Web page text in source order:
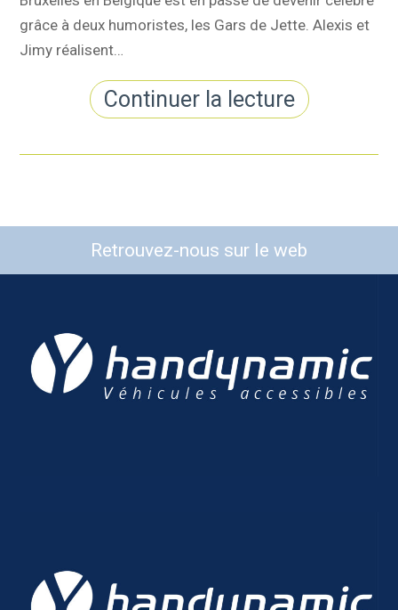
grâce à deux humoristes, les Gars de Jette. Alexis et
Jimy réalisent…
Continuer la lecture
Retrouvez-nous sur le web